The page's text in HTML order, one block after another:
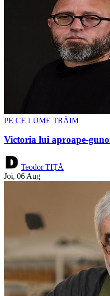
PE CE LUME TRĂIM
Victoria lui aproape-
Teodor TIȚĂ
Joi, 06 Aug